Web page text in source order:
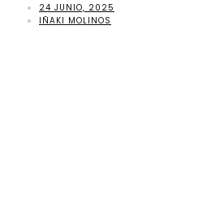
24 JUNIO, 2025
IÑAKI MOLINOS